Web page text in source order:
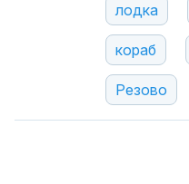
лодка
кораб
Резово